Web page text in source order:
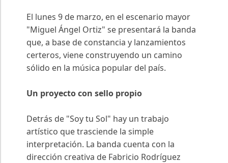
El lunes 9 de marzo, en el escenario mayor
"Miguel Ángel Ortiz" se presentará la banda
que, a base de constancia y lanzamientos
certeros, viene construyendo un camino
sólido en la música popular del país.
Un proyecto con sello propio
Detrás de "Soy tu Sol" hay un trabajo
artístico que trasciende la simple
interpretación. La banda cuenta con la
dirección creativa de Fabricio Rodríguez